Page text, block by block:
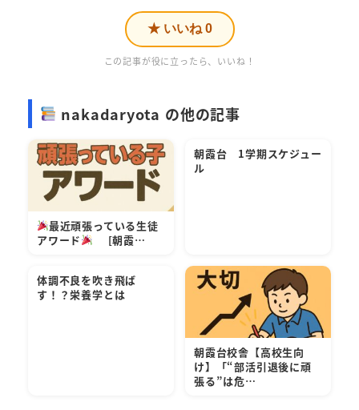
★ いいね 0
この記事が役に立ったら、いいね！
nakadaryota の他の記事
最近頑張っている生徒
アワード
[朝霞…
朝霞台 1学期スケジュー
ル
体調不良を吹き飛ば
す！？栄養学とは
朝霞台校舎【高校生向
け】「“部活引退後に頑
張る”は危…